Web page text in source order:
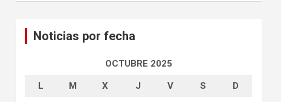
Noticias por fecha
OCTUBRE 2025
L M X J V S D